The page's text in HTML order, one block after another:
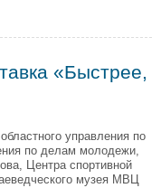
«Быстрее,
управления по
по делам молодежи,
Центра спортивной
музея МВЦ